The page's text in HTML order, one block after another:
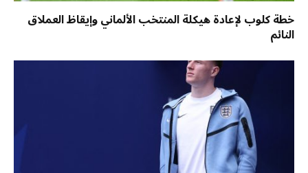
خطة كلوب لإعادة هيكلة المنتخب الألماني وإيقاظ العملاق
النائم